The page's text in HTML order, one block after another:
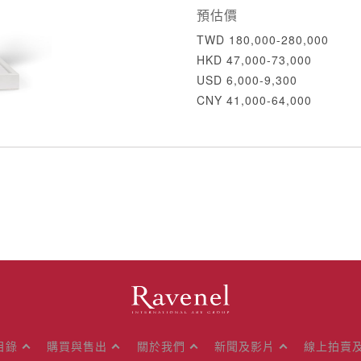
預估價
TWD 180,000-280,000
HKD 47,000-73,000
USD 6,000-9,300
CNY 41,000-64,000
錄 購買與售出 關於我們 新聞及影片 線上拍賣